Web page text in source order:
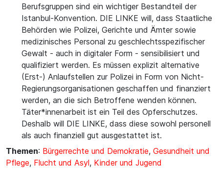
Berufsgruppen sind ein wichtiger Bestandteil der
Istanbul-Konvention. DIE LINKE will, dass Staatliche
Behörden wie Polizei, Gerichte und Ämter sowie
medizinisches Personal zu geschlechtsspezifischer
Gewalt - auch in digitaler Form - sensibilisiert und
qualifiziert werden. Es müssen explizit alternative
(Erst-) Anlaufstellen zur Polizei in Form von Nicht-
Regierungsorganisationen geschaffen und finanziert
werden, an die sich Betroffene wenden können.
Täter*innenarbeit ist ein Teil des Opferschutzes.
Deshalb will DIE LINKE, dass diese sowohl personell
als auch finanziell gut ausgestattet ist.
Themen: Bürgerrechte und Demokratie, Gesundheit und
Pflege, Flucht und Asyl, Kinder und Jugend